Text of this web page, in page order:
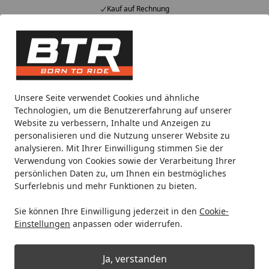
Unsere Seite verwendet Cookies und ähnliche
Technologien, um die Benutzererfahrung auf unserer
Website zu verbessern, Inhalte und Anzeigen zu
personalisieren und die Nutzung unserer Website zu
analysieren. Mit Ihrer Einwilligung stimmen Sie der
Verwendung von Cookies sowie der Verarbeitung Ihrer
persönlichen Daten zu, um Ihnen ein bestmögliches
Surferlebnis und mehr Funktionen zu bieten.
Sie können Ihre Einwilligung jederzeit in den Cookie-
Einstellungen anpassen oder widerrufen.
Ja, verstanden
Kauf auf Rechnung
Alle Produkte
Mein Konto
Suchen
Noch 2 Tage und 2 Stunden
Spare bis zu 35% auf EVOLIFT® Zentralständer
von BTR!
Startseite
Motorradteile & Ersatzteile Anbauteile PROTECH
PROTECH
Kennzeichenbeleuchtungsadapterk
abel